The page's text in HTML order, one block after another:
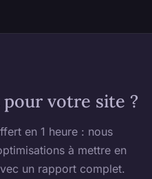
pour votre site ?
en 1 heure : nous
à mettre en
un rapport complet.